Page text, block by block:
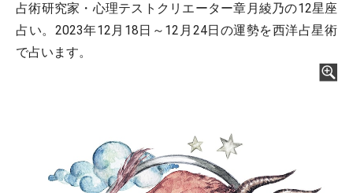
占術研究家・心理テストクリエーター章月綾乃の12星座
占い。2023年12月18日～12月24日の運勢を西洋占星術
で占います。